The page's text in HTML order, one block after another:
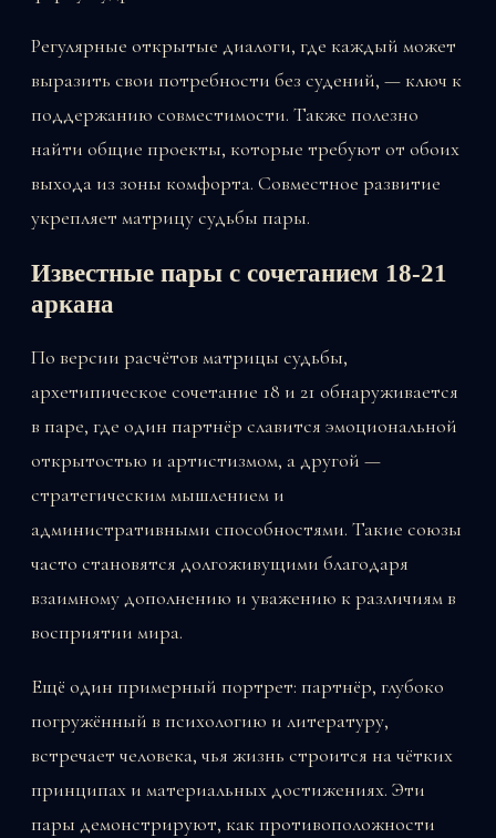
Регулярные открытые диалоги, где каждый может
выразить свои потребности без судений, — ключ к
поддержанию совместимости. Также полезно
найти общие проекты, которые требуют от обоих
выхода из зоны комфорта. Совместное развитие
укрепляет матрицу судьбы пары.
Известные пары с сочетанием 18-21
аркана
По версии расчётов матрицы судьбы,
архетипическое сочетание 18 и 21 обнаруживается
в паре, где один партнёр славится эмоциональной
открытостью и артистизмом, а другой —
стратегическим мышлением и
административными способностями. Такие союзы
часто становятся долгоживущими благодаря
взаимному дополнению и уважению к различиям в
восприятии мира.
Ещё один примерный портрет: партнёр, глубоко
погружённый в психологию и литературу,
встречает человека, чья жизнь строится на чётких
принципах и материальных достижениях. Эти
пары демонстрируют, как противоположности